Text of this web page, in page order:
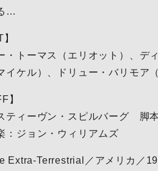
…
・トーマス（エリオット）、デ
イケル）、ドリュー・バリモア
】
ティーヴン・スピルバーグ 脚
ジョン・ウィリアムズ
Extra-Terrestrial／アメリカ／